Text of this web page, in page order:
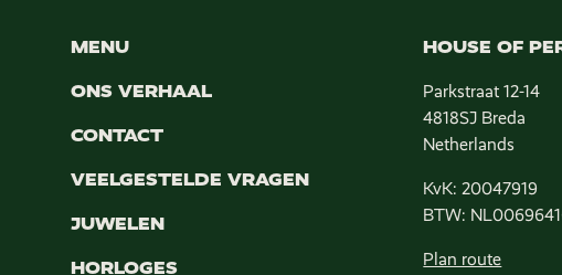
MENU
ONS VERHAAL
CONTACT
VEELGESTELDE VRAGEN
JUWELEN
HORLOGES
HOUSE OF
Parkstraat 12-14
4818SJ Breda
Netherlands
KvK: 20047919
BTW:
Plan route